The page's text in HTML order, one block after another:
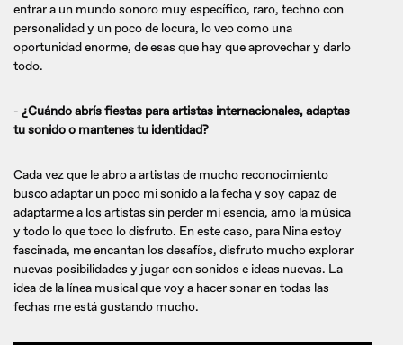
entrar a un mundo sonoro muy específico, raro, techno con
personalidad y un poco de locura, lo veo como una
oportunidad enorme, de esas que hay que aprovechar y darlo
todo.
- ¿Cuándo abrís fiestas para artistas internacionales, adaptas
tu sonido o mantenes tu identidad?
Cada vez que le abro a artistas de mucho reconocimiento
busco adaptar un poco mi sonido a la fecha y soy capaz de
adaptarme a los artistas sin perder mi esencia, amo la música
y todo lo que toco lo disfruto. En este caso, para Nina estoy
fascinada, me encantan los desafíos, disfruto mucho explorar
nuevas posibilidades y jugar con sonidos e ideas nuevas. La
idea de la línea musical que voy a hacer sonar en todas las
fechas me está gustando mucho.